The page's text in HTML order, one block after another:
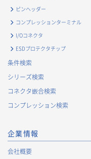
ピンヘッダー
コンプレッションターミナル
I/Oコネクタ
ESDプロテクタチップ
条件検索
シリーズ検索
コネクタ嵌合検索
コンプレッション検索
企業情報
会社概要